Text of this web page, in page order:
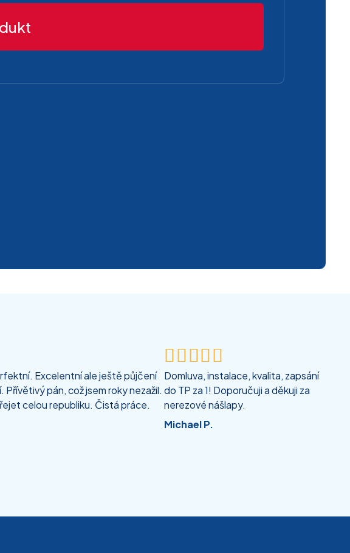
Excelentní ale ještě půjčení
pán, což jsem roky nezažil.
celou republiku. Čistá práce.

Domluva, instalace, kvalita, zapsání
do TP za 1! Doporučuji a děkuji za
nerezové nášlapy.
Michael P.